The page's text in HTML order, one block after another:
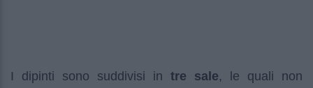
I dipinti sono suddivisi in tre sale, le quali non